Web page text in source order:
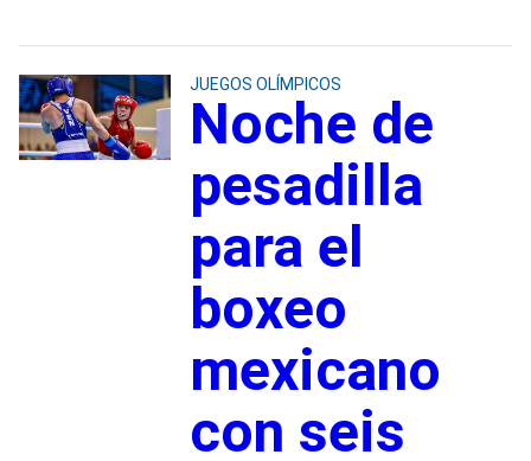
JUEGOS OLÍMPICOS
Noche de
pesadilla
para el
boxeo
mexicano
con seis